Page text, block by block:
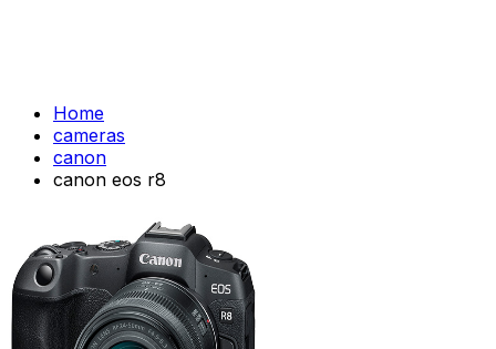
Home
cameras
canon
canon eos r8